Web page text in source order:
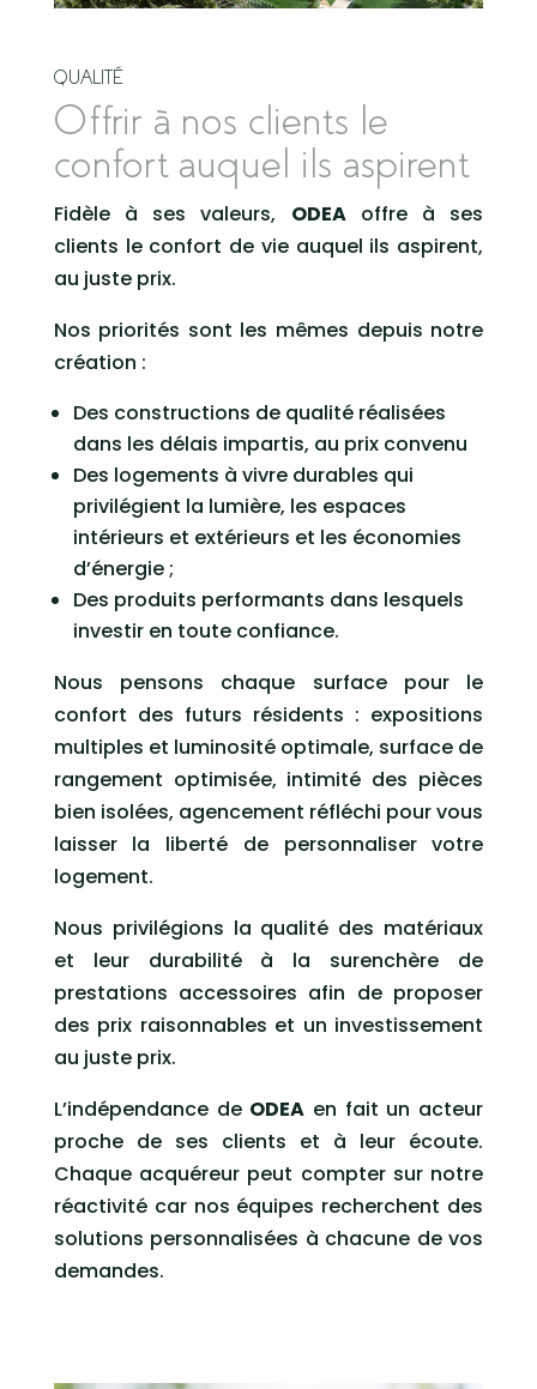
QUALITÉ
Offrir à nos clients le
confort auquel ils aspirent
Fidèle à ses valeurs, ODEAoffre à ses
clients le confort de vie auquel ils aspirent,
au juste prix.
Nos priorités sont les mêmes depuis notre
création :
Des constructions de qualité réalisées
dans les délais impartis, au prix convenu
Des logements à vivre durables qui
privilégient la lumière, les espaces
intérieurs et extérieurs et les économies
d’énergie ;
Des produits performants dans lesquels
investir en toute confiance.
Nous pensons chaque surface pour le
confort des futurs résidents : expositions
multiples et luminosité optimale, surface de
rangement optimisée, intimité des pièces
bien isolées, agencement réfléchi pour vous
laisser la liberté de personnaliser votre
logement.
Nous privilégions la qualité des matériaux
et leur durabilité à la surenchère de
prestations accessoires afin de proposer
des prix raisonnables et un investissement
au juste prix.
L’indépendance de ODEA en fait un acteur
proche de ses clients et à leur écoute.
Chaque acquéreur peut compter sur notre
réactivité car nos équipes recherchent des
solutions personnalisées à chacune de vos
demandes.